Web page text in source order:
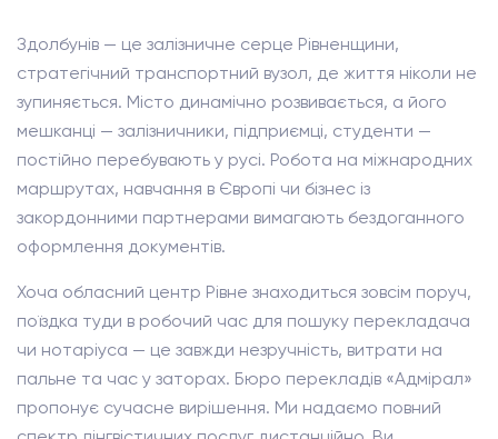
Здолбунів — це залізничне серце Рівненщини,
стратегічний транспортний вузол, де життя ніколи не
зупиняється. Місто динамічно розвивається, а його
мешканці — залізничники, підприємці, студенти —
постійно перебувають у русі. Робота на міжнародних
маршрутах, навчання в Європі чи бізнес із
закордонними партнерами вимагають бездоганного
оформлення документів.
Хоча обласний центр Рівне знаходиться зовсім поруч,
поїздка туди в робочий час для пошуку перекладача
чи нотаріуса — це завжди незручність, витрати на
пальне та час у заторах. Бюро перекладів «Адмірал»
пропонує сучасне вирішення. Ми надаємо повний